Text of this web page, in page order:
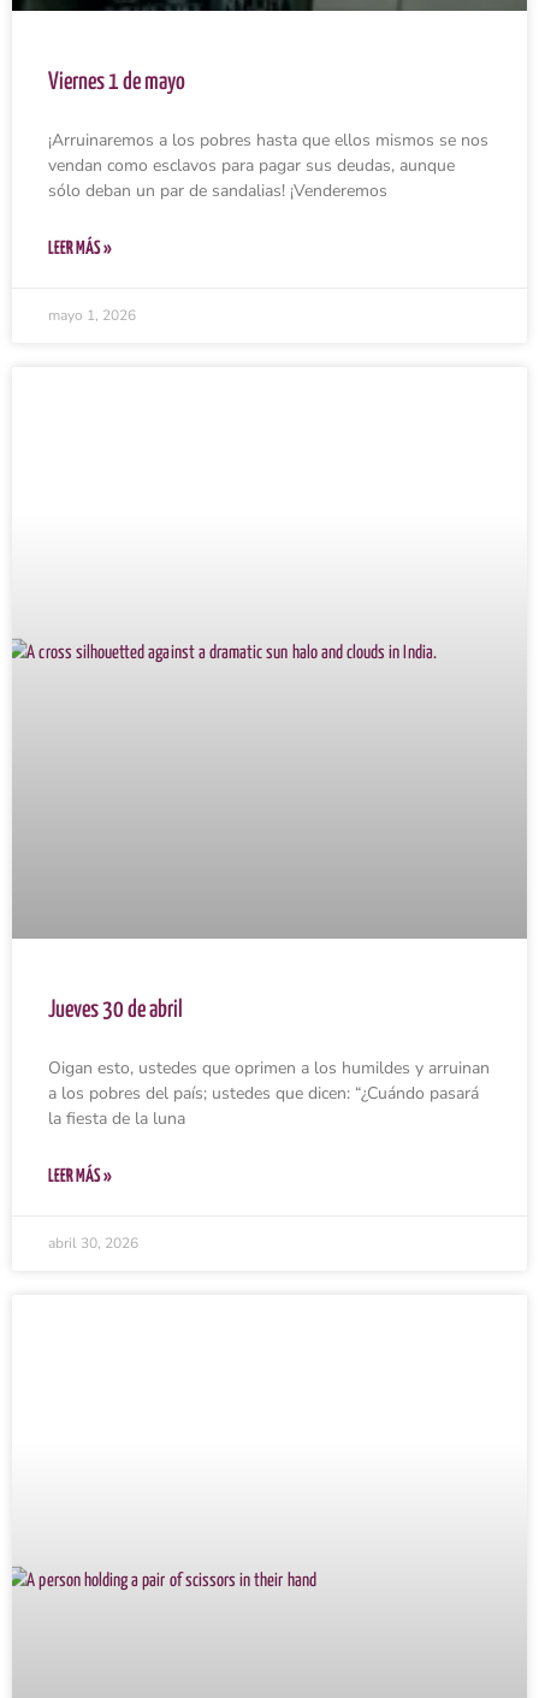
Viernes 1 de mayo
¡Arruinaremos a los pobres hasta que ellos mismos se nos
vendan como esclavos para pagar sus deudas, aunque
sólo deban un par de sandalias! ¡Venderemos
LEER MÁS »
mayo 1, 2026
Jueves 30 de abril
Oigan esto, ustedes que oprimen a los humildes y arruinan
a los pobres del país; ustedes que dicen: “¿Cuándo pasará
la fiesta de la luna
LEER MÁS »
abril 30, 2026